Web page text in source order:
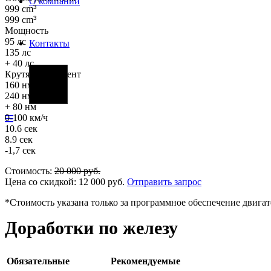
Контакты
999 cm³
999 cm³
Мощность
95 лс
135 лс
+ 40 лс
Крутящий момент
160 нм
240 нм
+ 80 нм
0-100 км/ч
10.6 сек
8.9 сек
-1,7 сек
Стоимость: 20 000руб.
Цена со скидкой: 12 000 руб. Отправить запрос
*Стоимость указана только за программное обеспечение
Доработки по железу
Обязательные Рекомендуемые